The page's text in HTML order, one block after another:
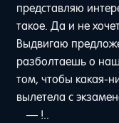
представляю
такое. Да и не
Выдвигаю
разболтаешь о
том, чтобы какая-
вылетела с
— !..